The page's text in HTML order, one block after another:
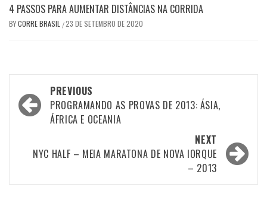
4 PASSOS PARA AUMENTAR DISTÂNCIAS NA CORRIDA
BYCORRE BRASIL /23 DE SETEMBRO DE 2020
Post
navigation
PREVIOUS
PROGRAMANDO AS PROVAS DE 2013: ÁSIA,
ÁFRICA E OCEANIA
NEXT
NYC HALF – MEIA MARATONA DE NOVA IORQUE
– 2013